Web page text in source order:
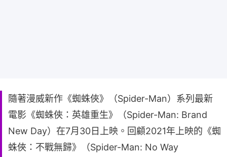
隨著漫威新作《蜘蛛俠》（Spider-Man）系列最新
電影《蜘蛛俠：英雄重生》（Spider-Man: Brand
New Day）在7月30日上映。回顧2021年上映的《蜘
蛛俠：不戰無歸》（Spider-Man: No Way